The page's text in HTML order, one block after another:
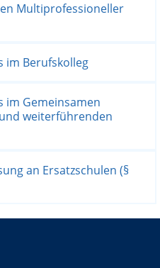
Multiprofessioneller
im Berufskolleg
im Gemeinsamen
weiterführenden
an Ersatzschulen (§